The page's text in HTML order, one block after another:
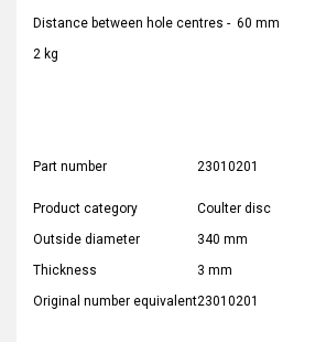
Distance between hole centres - 60 mm
2 kg
Part number 23010201
Product category
Coulter disc
Outside diameter
340 mm
Thickness
3 mm
Original number equivalent23010201